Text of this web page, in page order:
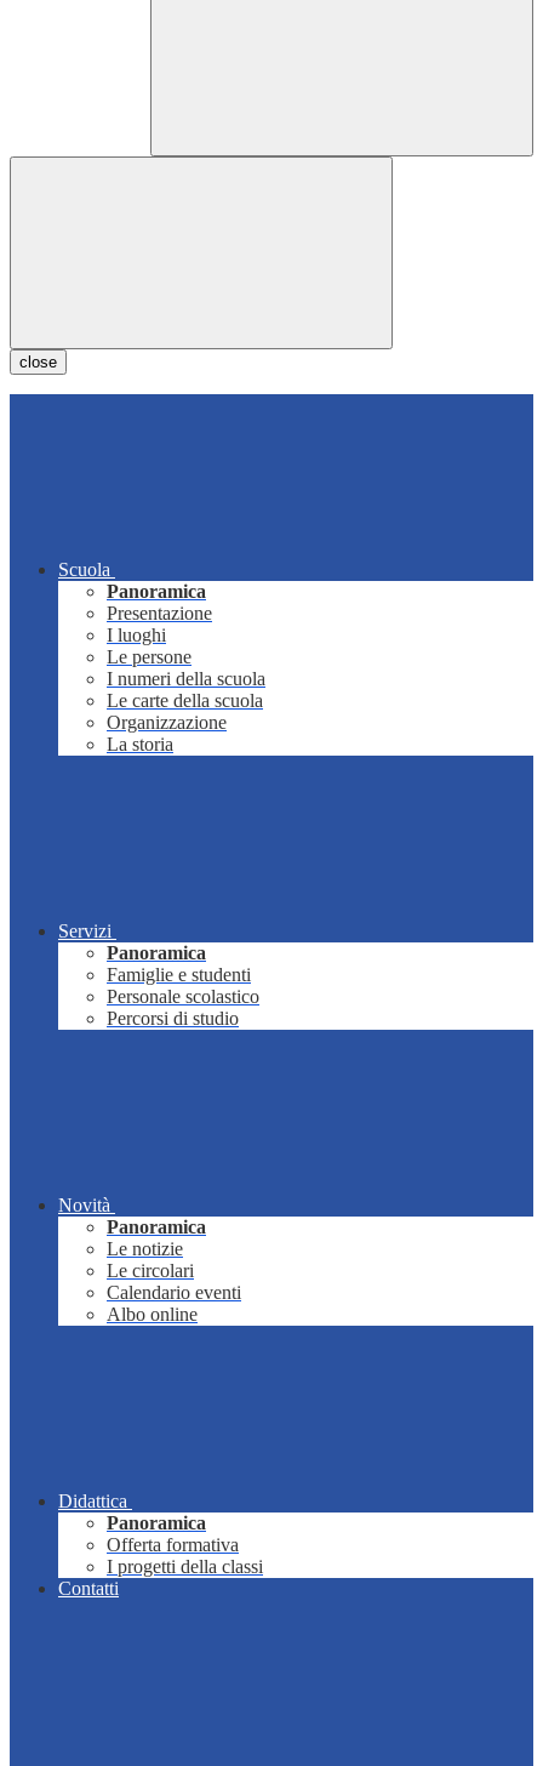
close
Scuola
Panoramica
Presentazione
I luoghi
Le persone
I numeri della scuola
Le carte della scuola
Organizzazione
La storia
Servizi
Panoramica
Famiglie e studenti
Personale scolastico
Percorsi di studio
Novità
Panoramica
Le notizie
Le circolari
Calendario eventi
Albo online
Didattica
Panoramica
Offerta formativa
I progetti della classi
Contatti